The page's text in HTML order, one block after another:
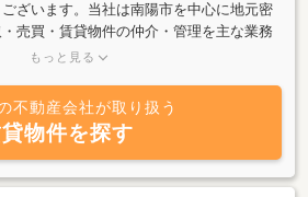
ざいます。当社は南陽市を中心に地元密
売買・賃貸物件の仲介・管理を主な業務
賃貸ではアパート・戸建・店舗等を主に
軽にご相談ください。
もっと見る
不動産会社が取り扱う
物件を探す